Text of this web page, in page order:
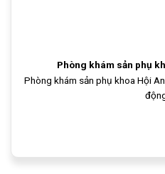
Phòng khám sản phụ
Phòng khám sản phụ khoa Hội